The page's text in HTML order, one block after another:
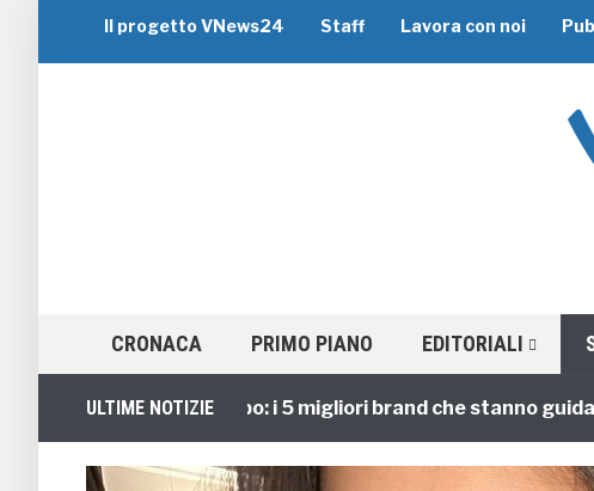
Il progetto VNews24 Staff Lavora con noi
CRONACA PRIMO PIANO EDITORIALI
ULTIME NOTIZIE
Viaggi di Gruppo: i 5 migliori brand che stanno guidando